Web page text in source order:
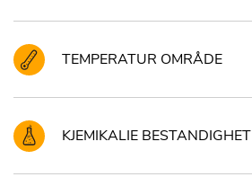
TEMPERATUR OMRÅDE
KJEMIKALIE BESTANDIGHET